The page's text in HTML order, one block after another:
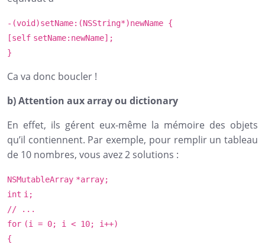
-(void )setName:(NSString*)newName {
[self setName:newName];
}
Ca va donc boucler !
b) Attention aux array ou dictionary
En effet, ils gérent eux-même la mémoire des objets
qu’il contiennent. Par exemple, pour remplir un tableau
de 10 nombres, vous avez 2 solutions :
NSMutableArray *array;
int i;
// ...
for (i = 0; i < 10; i++)
{